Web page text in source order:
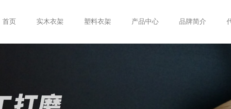
首页 实木衣架 塑料衣架 产品中心 品牌简介